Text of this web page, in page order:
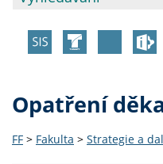
Opatření
FF > Fakulta > Strategie a